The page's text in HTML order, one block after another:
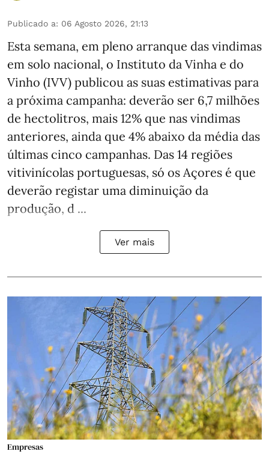
Publicado a: 06 Agosto 2026, 21:13
Esta semana, em pleno arranque das vindimas
em solo nacional, o Instituto da Vinha e do
Vinho (IVV) publicou as suas estimativas para
a próxima campanha: deverão ser 6,7 milhões
de hectolitros, mais 12% que nas vindimas
anteriores, ainda que 4% abaixo da média das
últimas cinco campanhas. Das 14 regiões
vitivinícolas portuguesas, só os Açores é que
deverão registar uma diminuição da
produção, d ...
Ver mais
Empresas